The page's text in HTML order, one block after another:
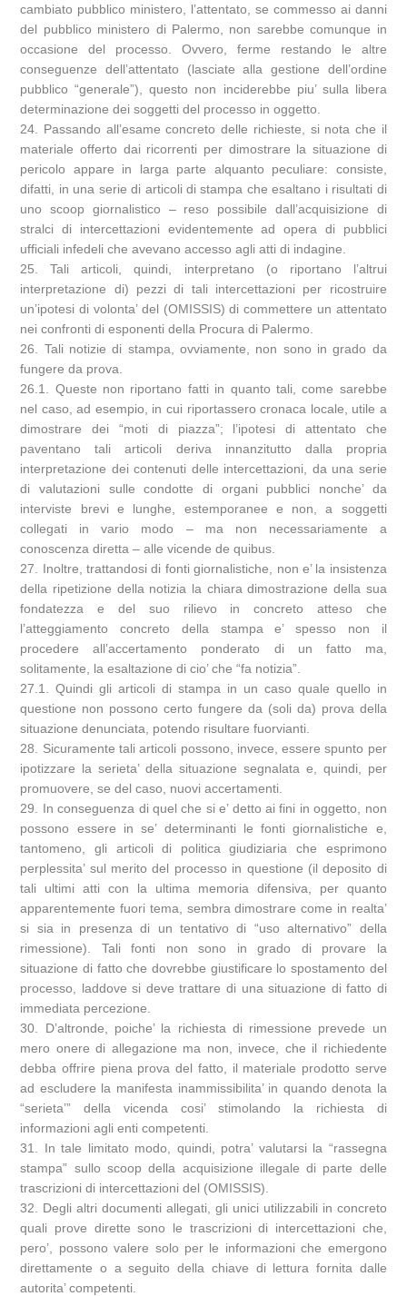
cambiato pubblico ministero, l’attentato, se commesso ai danni
del pubblico ministero di Palermo, non sarebbe comunque in
occasione del processo. Ovvero, ferme restando le altre
conseguenze dell’attentato (lasciate alla gestione dell’ordine
pubblico “generale”), questo non inciderebbe piu’ sulla libera
determinazione dei soggetti del processo in oggetto.
24. Passando all’esame concreto delle richieste, si nota che il
materiale offerto dai ricorrenti per dimostrare la situazione di
pericolo appare in larga parte alquanto peculiare: consiste,
difatti, in una serie di articoli di stampa che esaltano i risultati di
uno scoop giornalistico – reso possibile dall’acquisizione di
stralci di intercettazioni evidentemente ad opera di pubblici
ufficiali infedeli che avevano accesso agli atti di indagine.
25. Tali articoli, quindi, interpretano (o riportano l’altrui
interpretazione di) pezzi di tali intercettazioni per ricostruire
un’ipotesi di volonta’ del (OMISSIS) di commettere un attentato
nei confronti di esponenti della Procura di Palermo.
26. Tali notizie di stampa, ovviamente, non sono in grado da
fungere da prova.
26.1. Queste non riportano fatti in quanto tali, come sarebbe
nel caso, ad esempio, in cui riportassero cronaca locale, utile a
dimostrare dei “moti di piazza”; l’ipotesi di attentato che
paventano tali articoli deriva innanzitutto dalla propria
interpretazione dei contenuti delle intercettazioni, da una serie
di valutazioni sulle condotte di organi pubblici nonche’ da
interviste brevi e lunghe, estemporanee e non, a soggetti
collegati in vario modo – ma non necessariamente a
conoscenza diretta – alle vicende de quibus.
27. Inoltre, trattandosi di fonti giornalistiche, non e’ la insistenza
della ripetizione della notizia la chiara dimostrazione della sua
fondatezza e del suo rilievo in concreto atteso che
l’atteggiamento concreto della stampa e’ spesso non il
procedere all’accertamento ponderato di un fatto ma,
solitamente, la esaltazione di cio’ che “fa notizia”.
27.1. Quindi gli articoli di stampa in un caso quale quello in
questione non possono certo fungere da (soli da) prova della
situazione denunciata, potendo risultare fuorvianti.
28. Sicuramente tali articoli possono, invece, essere spunto per
ipotizzare la serieta’ della situazione segnalata e, quindi, per
promuovere, se del caso, nuovi accertamenti.
29. In conseguenza di quel che si e’ detto ai fini in oggetto, non
possono essere in se’ determinanti le fonti giornalistiche e,
tantomeno, gli articoli di politica giudiziaria che esprimono
perplessita’ sul merito del processo in questione (il deposito di
tali ultimi atti con la ultima memoria difensiva, per quanto
apparentemente fuori tema, sembra dimostrare come in realta’
si sia in presenza di un tentativo di “uso alternativo” della
rimessione). Tali fonti non sono in grado di provare la
situazione di fatto che dovrebbe giustificare lo spostamento del
processo, laddove si deve trattare di una situazione di fatto di
immediata percezione.
30. D’altronde, poiche’ la richiesta di rimessione prevede un
mero onere di allegazione ma non, invece, che il richiedente
debba offrire piena prova del fatto, il materiale prodotto serve
ad escludere la manifesta inammissibilita’ in quando denota la
“serieta’” della vicenda cosi’ stimolando la richiesta di
informazioni agli enti competenti.
31. In tale limitato modo, quindi, potra’ valutarsi la “rassegna
stampa” sullo scoop della acquisizione illegale di parte delle
trascrizioni di intercettazioni del (OMISSIS).
32. Degli altri documenti allegati, gli unici utilizzabili in concreto
quali prove dirette sono le trascrizioni di intercettazioni che,
pero’, possono valere solo per le informazioni che emergono
direttamente o a seguito della chiave di lettura fornita dalle
autorita’ competenti.